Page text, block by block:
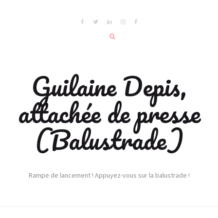
Guilaine Depis,
attachée de presse
(Balustrade)
Rampe de lancement ! Appuyez-vous sur la balustrade !